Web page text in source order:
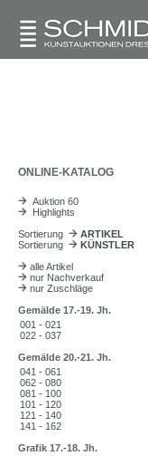
ONLINE-KATALOG
Auktion 60
Highlights
Sortierung
ARTIKEL
Sortierung
KÜNSTLER
alle Artikel
nur Nachverkauf
nur Zuschläge
Gemälde 17.-19. Jh.
001 - 021
022 - 037
Gemälde 20.-21. Jh.
041 - 061
062 - 080
081 - 100
101 - 120
121 - 140
141 - 162
Grafik 17.-18. Jh.